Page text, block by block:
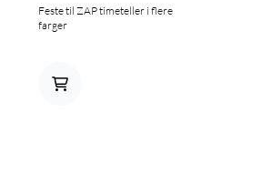
Feste til ZAP timeteller i flere
farger